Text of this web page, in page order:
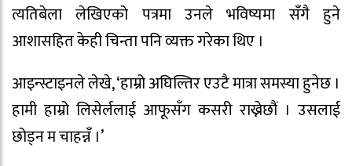
त्यतिबेला लेखिएको पत्रमा उनले भविष्यमा सँगै हुने
आशासहित केही चिन्ता पनि व्यक्त गरेका थिए ।
आइन्स्टाइनले लेखे, ‘हाम्रो अघिल्तिर एउटै मात्रा समस्या हुनेछ ।
हामी हाम्रो लिसेर्ललाई आफूसँग कसरी राख्नेछौं । उसलाई
छोड्न म चाहन्नँ ।’